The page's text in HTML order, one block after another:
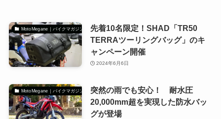
MotoMegane｜バイクマガジン
先着10名限定！SHAD「TR50
TERRAツーリングバッグ」のキ
ャンペーン開催
2024年6月6日
MotoMegane｜バイクマガジン
突然の雨でも安心！ 耐水圧
20,000mm超を実現した防水バッ
グが登場